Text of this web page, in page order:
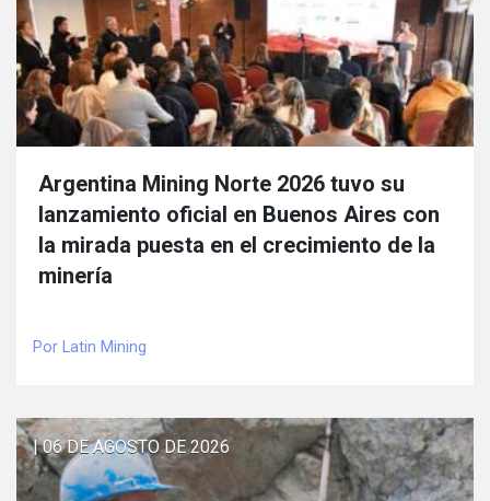
Argentina Mining Norte 2026 tuvo su
lanzamiento oficial en Buenos Aires con
la mirada puesta en el crecimiento de la
minería
Por Latin Mining
| 06 DE AGOSTO DE 2026